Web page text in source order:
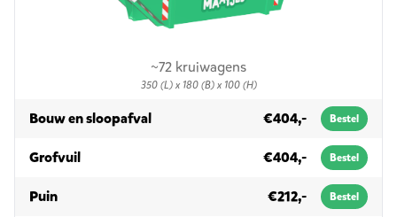
~72 kruiwagens
350 (L) x 180 (B) x 100 (H)
Bouw en sloopafvalin 6m³ €404,- Bestel
Grofvuilin 6m³ €404,- Bestel
Puinin 6m³ €212,- Bestel